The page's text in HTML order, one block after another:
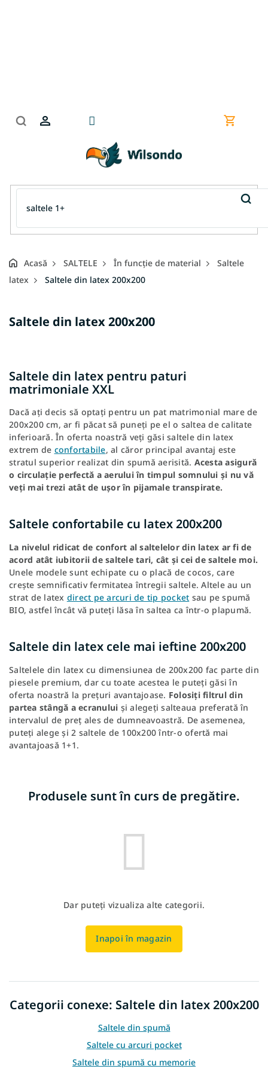
Coş
Acasă SALTELE În funcție de material
Saltele
latex
Saltele din latex 200x200
Saltele din latex 200x200
Saltele din latex pentru paturi
matrimoniale XXL
Dacă ați decis să optați pentru un pat matrimonial mare de
200x200 cm, ar fi păcat să puneți pe el o saltea de calitate
inferioară. În oferta noastră veți găsi saltele din latex
extrem de confortabile, al căror principal avantaj este
stratul superior realizat din spumă aerisită. Acesta asigură
o circulație perfectă a aerului în timpul somnului și nu vă
veți mai trezi atât de ușor în pijamale transpirate.
Saltele confortabile cu latex 200x200
La nivelul ridicat de confort al saltelelor din latex ar fi de
acord atât iubitorii de saltele tari, cât și cei de saltele moi.
Unele modele sunt echipate cu o placă de cocos, care
crește semnificativ fermitatea întregii saltele. Altele au un
strat de latex direct pe arcuri de tip pocket sau pe spumă
BIO, astfel încât vă puteți lăsa în saltea ca într-o plapumă.
Saltele din latex cele mai ieftine 200x200
Saltelele din latex cu dimensiunea de 200x200 fac parte din
piesele premium, dar cu toate acestea le puteți găsi în
oferta noastră la prețuri avantajoase. Folosiți filtrul din
partea stângă a ecranului și alegeți salteaua preferată în
intervalul de preț ales de dumneavoastră. De asemenea,
puteți alege și 2 saltele de 100x200 într-o ofertă mai
avantajoasă 1+1.
Produsele sunt în curs de pregătire.
Dar puteţi vizualiza alte categorii.
Inapoi în magazin
Categorii conexe: Saltele din latex 200x200
Saltele din spumă
Saltele cu arcuri pocket
Saltele din spumă cu memorie